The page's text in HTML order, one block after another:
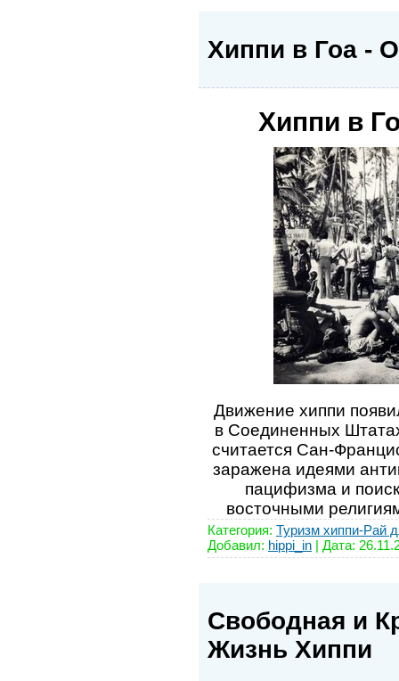
Хиппи в Гоа -
Хиппи в
Движение хиппи
в Соединенных
считается Сан-
заражена идеями
пацифизма и
восточными
Категория: Туризм хиппи-Рай
Добавил: hippi_in | Дата:
Свободная и
Жизнь Хиппи